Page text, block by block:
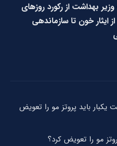
بهداشت از رکورد روزهای
ایثار خون تا سازماندهی
یکبار باید پروتز مو را تعویض
مو را تعویض کرد؟